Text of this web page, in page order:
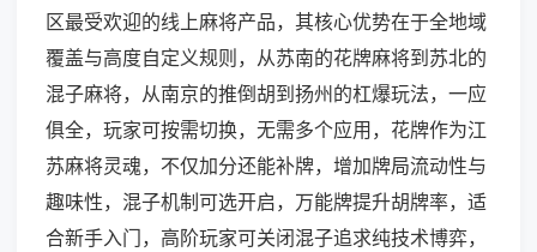
区最受欢迎的线上麻将产品，其核心优势在于全地域
覆盖与高度自定义规则，从苏南的花牌麻将到苏北的
混子麻将，从南京的推倒胡到扬州的杠爆玩法，一应
俱全，玩家可按需切换，无需多个应用，花牌作为江
苏麻将灵魂，不仅加分还能补牌，增加牌局流动性与
趣味性，混子机制可选开启，万能牌提升胡牌率，适
合新手入门，高阶玩家可关闭混子追求纯技术博弈，